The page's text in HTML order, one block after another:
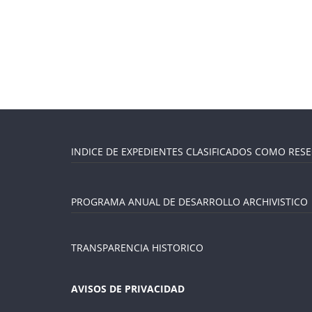
INDICE DE EXPEDIENTES CLASIFICADOS COMO
PROGRAMA ANUAL DE DESARROLLO ARCHIVISTICO
TRANSPARENCIA HISTORICO
AVISOS DE PRIVACIDAD